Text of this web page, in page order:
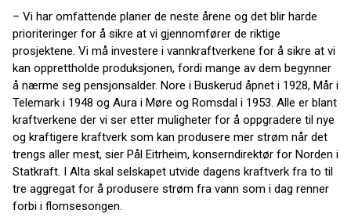
– Vi har omfattende planer de neste årene og det blir harde
prioriteringer for å sikre at vi gjennomfører de riktige
prosjektene. Vi må investere i vannkraftverkene for å sikre at vi
kan opprettholde produksjonen, fordi mange av dem begynner
å nærme seg pensjonsalder. Nore i Buskerud åpnet i 1928, Mår i
Telemark i 1948 og Aura i Møre og Romsdal i 1953. Alle er blant
kraftverkene der vi ser etter muligheter for å oppgradere til nye
og kraftigere kraftverk som kan produsere mer strøm når det
trengs aller mest, sier Pål Eitrheim, konserndirektør for Norden i
Statkraft. I Alta skal selskapet utvide dagens kraftverk fra to til
tre aggregat for å produsere strøm fra vann som i dag renner
forbi i flomsesongen.